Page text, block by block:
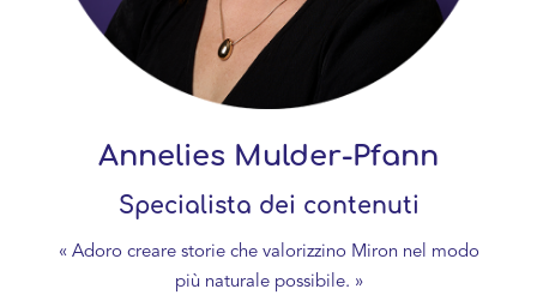
Annelies Mulder-Pfann
Specialista dei contenuti
« Adoro creare storie che valorizzino Miron nel modo
più naturale possibile. »